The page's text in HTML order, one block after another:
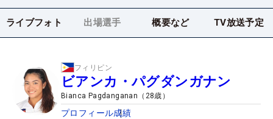
ライブフォト 出場選手 概要など TV放送予定
フィリピン
ビアンカ・パグダンガナン
Bianca Pagdanganan （ 28歳）
プロフィール成績